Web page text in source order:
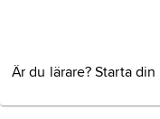
Är du lärare? Starta